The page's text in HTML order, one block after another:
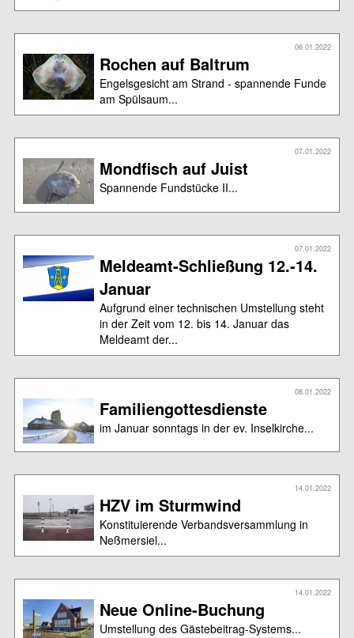
06.01.2022
Rochen auf Baltrum
Engelsgesicht am Strand - spannende Funde
am Spülsaum...
07.01.2022
Mondfisch auf Juist
Spannende Fundstücke II...
07.01.2022
Meldeamt-Schließung 12.-14.
Januar
Aufgrund einer technischen Umstellung steht
in der Zeit vom 12. bis 14. Januar das
Meldeamt der...
08.01.2022
Familiengottesdienste
im Januar sonntags in der ev. Inselkirche...
14.01.2022
HZV im Sturmwind
Konstituierende Verbandsversammlung in
Neßmersiel...
14.01.2022
Neue Online-Buchung
Umstellung des Gästebeitrag-Systems...